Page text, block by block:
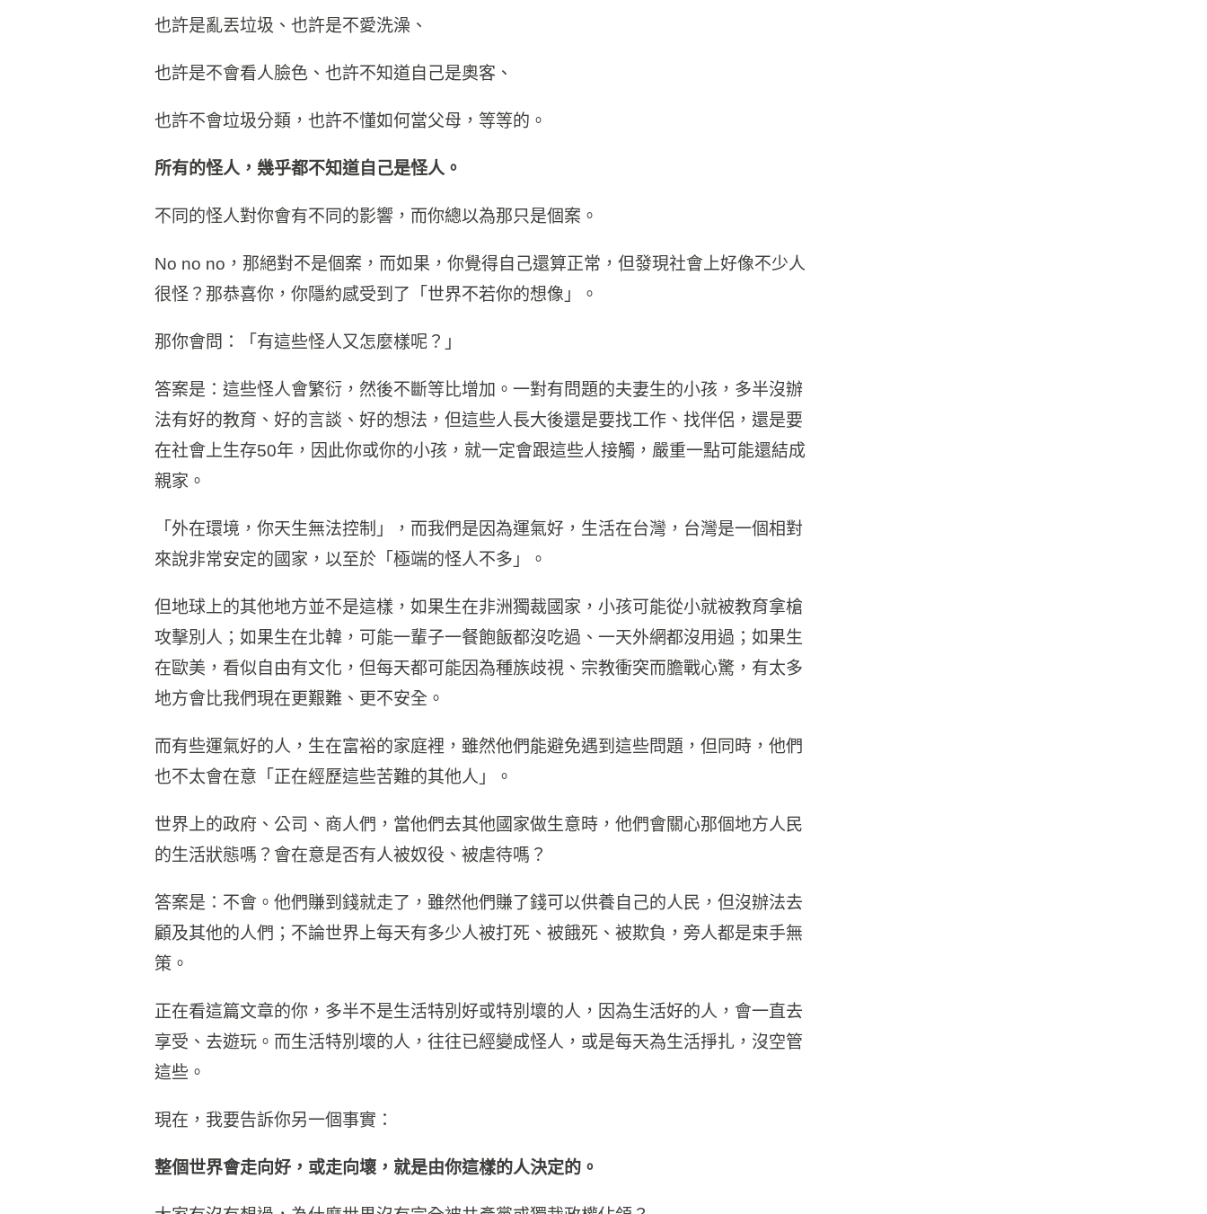
也許是亂丟垃圾、也許是不愛洗澡、
也許是不會看人臉色、也許不知道自己是奧客、
也許不會垃圾分類，也許不懂如何當父母，等等的。
所有的怪人，幾乎都不知道自己是怪人。
不同的怪人對你會有不同的影響，而你總以為那只是個案。
No no no，那絕對不是個案，而如果，你覺得自己還算正常，但發現社會上好像不少人
很怪？那恭喜你，你隱約感受到了「世界不若你的想像」。
那你會問：「有這些怪人又怎麼樣呢？」
答案是：這些怪人會繁衍，然後不斷等比增加。一對有問題的夫妻生的小孩，多半沒辦
法有好的教育、好的言談、好的想法，但這些人長大後還是要找工作、找伴侶，還是要
在社會上生存50年，因此你或你的小孩，就一定會跟這些人接觸，嚴重一點可能還結成
親家。
「外在環境，你天生無法控制」，而我們是因為運氣好，生活在台灣，台灣是一個相對
來說非常安定的國家，以至於「極端的怪人不多」。
但地球上的其他地方並不是這樣，如果生在非洲獨裁國家，小孩可能從小就被教育拿槍
攻擊別人；如果生在北韓，可能一輩子一餐飽飯都沒吃過、一天外網都沒用過；如果生
在歐美，看似自由有文化，但每天都可能因為種族歧視、宗教衝突而膽戰心驚，有太多
地方會比我們現在更艱難、更不安全。
而有些運氣好的人，生在富裕的家庭裡，雖然他們能避免遇到這些問題，但同時，他們
也不太會在意「正在經歷這些苦難的其他人」。
世界上的政府、公司、商人們，當他們去其他國家做生意時，他們會關心那個地方人民
的生活狀態嗎？會在意是否有人被奴役、被虐待嗎？
答案是：不會。他們賺到錢就走了，雖然他們賺了錢可以供養自己的人民，但沒辦法去
顧及其他的人們；不論世界上每天有多少人被打死、被餓死、被欺負，旁人都是束手無
策。
正在看這篇文章的你，多半不是生活特別好或特別壞的人，因為生活好的人，會一直去
享受、去遊玩。而生活特別壞的人，往往已經變成怪人，或是每天為生活掙扎，沒空管
這些。
現在，我要告訴你另一個事實：
整個世界會走向好，或走向壞，就是由你這樣的人決定的。